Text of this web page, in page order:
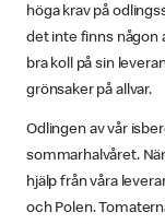
höga krav på
det inte finns någon
bra koll på sin
grönsaker på allvar.
Odlingen av vår
sommarhalvåret.
hjälp från våra
och Polen.